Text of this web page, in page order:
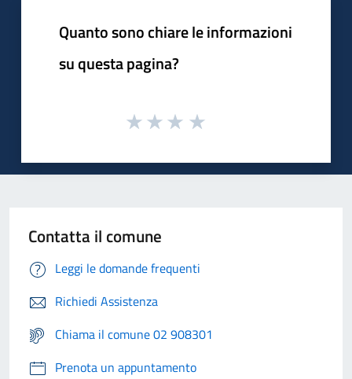
Quanto sono chiare le informazioni
su questa pagina?
Contatta il comune
Leggi le domande frequenti
Richiedi Assistenza
Chiama il comune 02 908301
Prenota un appuntamento